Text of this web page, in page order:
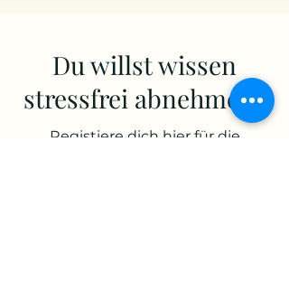
Du willst wissen
stressfrei abnehmen?
Registiere dich hier für die